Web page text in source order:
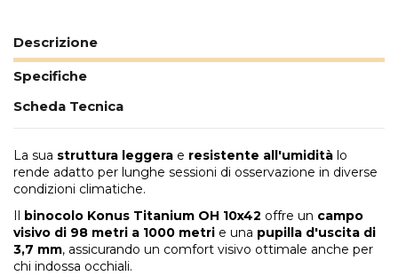
Descrizione
Specifiche
Scheda Tecnica
La sua struttura leggera e resistente all'umidità lo
rende adatto per lunghe sessioni di osservazione in diverse
condizioni climatiche.
Il binocolo Konus Titanium OH 10x42 offre un campo
visivo di 98 metri a 1000 metri e una pupilla d'uscita di
3,7 mm, assicurando un comfort visivo ottimale anche per
chi indossa occhiali.